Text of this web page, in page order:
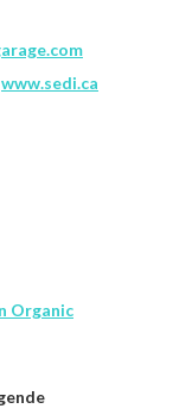
www.sedi.ca
Organic